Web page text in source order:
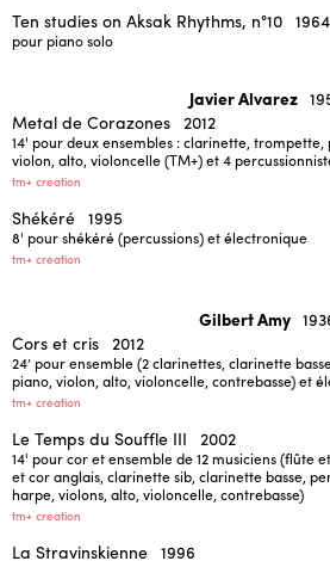
Ten studies on Aksak Rhythms, n°10 1964
pour piano solo
Javier Alvarez
Metal de Corazones 2012
14' pour deux ensembles : clarinette, trompette,
violon, alto, violoncelle (TM+) et 4
tm+ creation
Shékéré 1995
8' pour shékéré (percussions) et électronique
tm+ creation
Gilbert Amy
Cors et cris 2012
24’ pour ensemble (2 clarinettes, clarinette
piano, violon, alto, violoncelle, contrebasse) et
tm+ creation
Le Temps du Souffle III 2002
14' pour cor et ensemble de 12 musiciens (flûte
et cor anglais, clarinette sib, clarinette basse,
harpe, violons, alto, violoncelle, contrebasse)
tm+ creation
La Stravinskienne 1996